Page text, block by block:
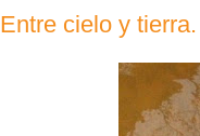
Entre cielo y tierra.